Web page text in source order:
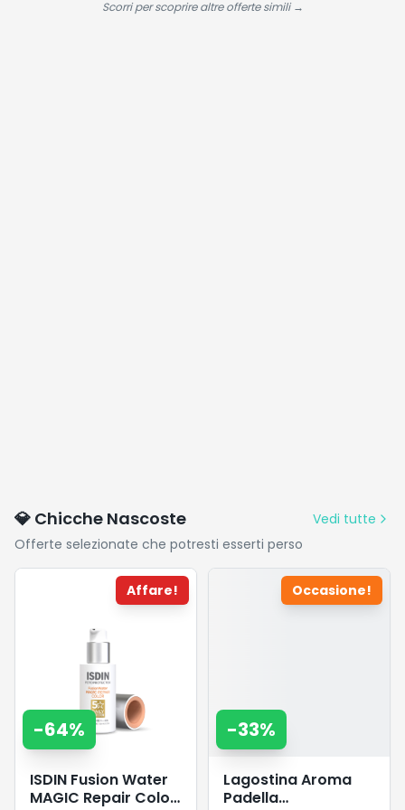
Viaggio
Scorri per scoprire altre offerte simili →
💎 Chicche Nascoste
Vedi tutte
Offerte selezionate che potresti esserti perso
Affare!
-64%
ISDIN Fusion Water
MAGIC Repair Color
Occasione!
-33%
Lagostina Aroma
Padella